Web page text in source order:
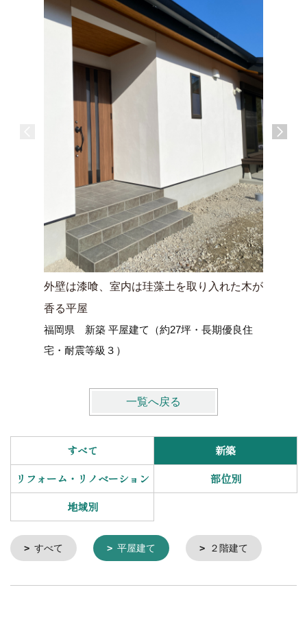
外壁は漆喰、室内は珪藻土を取り入れた木が
香る平屋
福岡県 新築 平屋建て（約27坪・長期優良住
宅・耐震等級３）
一覧へ戻る
すべて
新築
リフォーム・リノベーション
部位別
地域別
すべて 平屋建て ２階建て